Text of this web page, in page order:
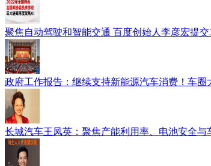
聚焦自动驾驶和智能交通 百度创始人李彦宏提交
政府工作报告：继续支持新能源汽车消费！车圈
长城汽车王凤英：聚焦产能利用率、电池安全与